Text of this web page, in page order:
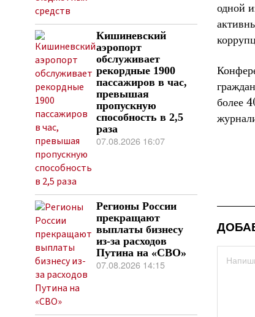
одной
более
Кишиневский
аэропорт
обслуживает
рекордные 1900
пассажиров в час,
превышая
пропускную
способность в 2,5
раза
07.08.2026 16:07
Регионы России
прекращают
выплаты бизнесу
из-за расходов
Путина на «СВО»
07.08.2026 14:15